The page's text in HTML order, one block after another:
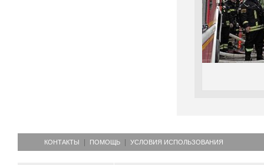
КОНТАКТЫ ПОМОЩЬ УСЛОВИЯ ИСПОЛЬЗОВАНИЯ